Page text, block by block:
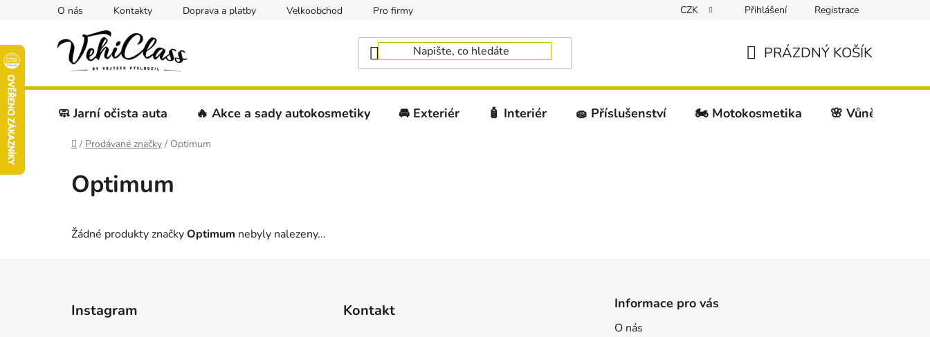
O nás Kontakty Doprava a platby Velkoobchod Pro firmy CZK Přihlášení Registrace
PRÁZDNÝ KOŠÍK
🧼 Jarní očista auta 🔥 Akce a sady autokosmetiky 🚘 Exteriér 🧴 Interiér 🧽 Příslušenství 🏍️ Motokosmetika 🌸 Vůně do auta
Domů
/ Prodávané značky / Optimum
Optimum
Žádné produkty značkyOptimum nebyly nalezeny...
Instagram Kontakt Informace pro vás
O nás